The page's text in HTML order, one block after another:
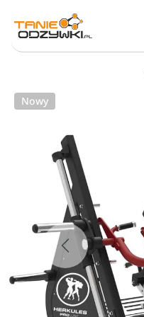
Nowy
Previous